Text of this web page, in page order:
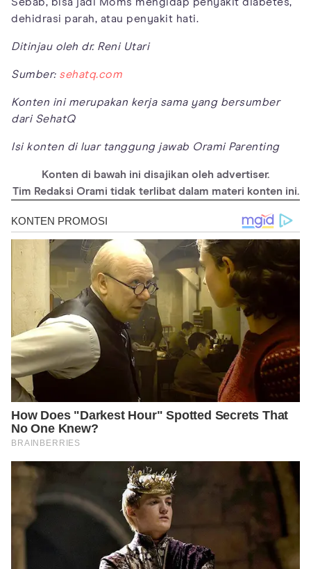
Sebab, bisa jadi Moms mengidap penyakit diabetes,
dehidrasi parah, atau penyakit hati.
Ditinjau oleh dr. Reni Utari
Sumber: sehatq.com
Konten ini merupakan kerja sama yang bersumber
dari SehatQ
Isi konten di luar tanggung jawab Orami Parenting
Konten di bawah ini disajikan oleh advertiser.
Tim Redaksi Orami tidak terlibat dalam materi konten ini.